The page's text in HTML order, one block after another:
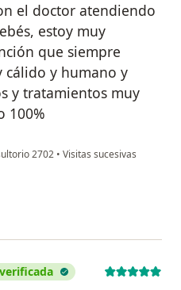
el doctor atendiendo
estoy muy
que siempre
cálido y humano y
y tratamientos muy
100%
2702 • Visitas sucesivas